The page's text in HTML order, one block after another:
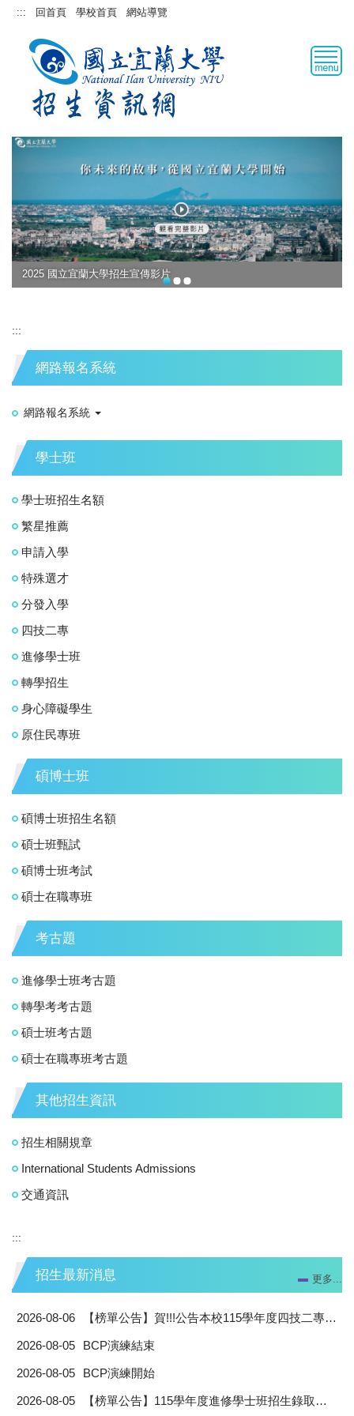
跳::: 回首頁 學校首頁 網站導覽
2025 國立宜蘭大學招生宣傳影片
:::
網路報名系統
網路報名系統
學士班
學士班招生名額
繁星推薦
申請入學
特殊選才
分發入學
四技二專
進修學士班
轉學招生
身心障礙學生
原住民專班
碩博士班
碩博士班招生名額
碩士班甄試
碩博士班考試
碩士在職專班
考古題
進修學士班考古題
轉學考考古題
碩士班考古題
碩士在職專班考古題
其他招生資訊
招生相關規章
International Students Admissions
交通資訊
:::
招生最新消息
2026-08-06 【榜單公告】賀!!!公告本校115學年度四技二專聯合登記分發名單
2026-08-05 BCP演練結束
2026-08-05 BCP演練開始
2026-08-05 【榜單公告】115學年度進修學士班招生錄取榜單
更多...